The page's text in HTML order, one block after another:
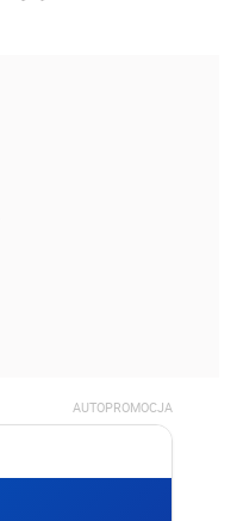
AUTOPROMOCJA